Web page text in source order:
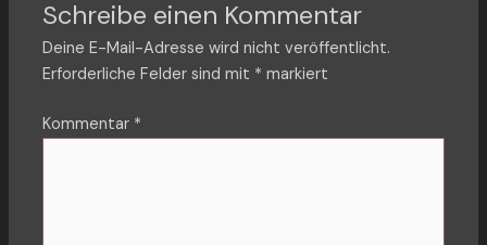
Schreibe einen Kommentar
Deine E-Mail-Adresse wird nicht veröffentlicht.
Erforderliche Felder sind mit * markiert
Kommentar *